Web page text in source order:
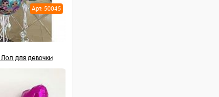
Арт: 50045
для девочки